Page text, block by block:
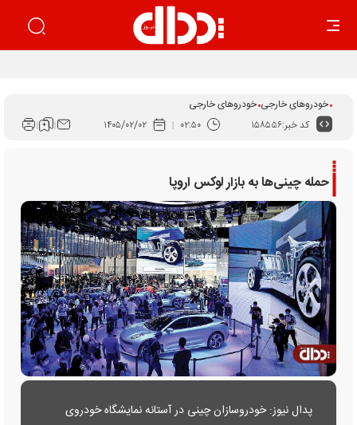
خودروهای خارجی خودروهای خارجی
کد خبر:۱۵۸۵۵۶ ۰۲:۵۰ ۱۴۰۵/۰۲/۰۲
حمله چینی‌ها به بازار لوکس اروپا
پدال نیوز: خودروسازان چینی در آستانه نمایشگاه خودروی